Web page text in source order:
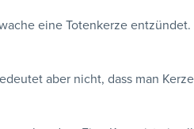
eine Totenkerze
aber nicht, dass man